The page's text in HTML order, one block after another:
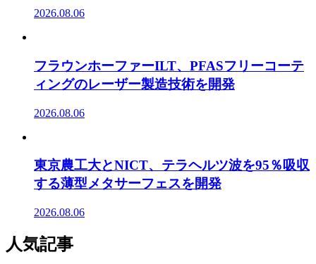
2026.08.06
フラウンホーファーILT、PFASフリーコーテ
ィングのレーザー製造技術を開発
2026.08.06
東京農工大とNICT、テラヘルツ波を95％吸収
する薄型メタサーフェスを開発
2026.08.06
人気記事